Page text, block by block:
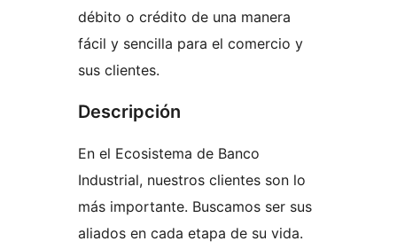
débito o crédito de una manera
fácil y sencilla para el comercio y
sus clientes.
Descripción
En el Ecosistema de Banco
Industrial, nuestros clientes son lo
más importante. Buscamos ser sus
aliados en cada etapa de su vida.